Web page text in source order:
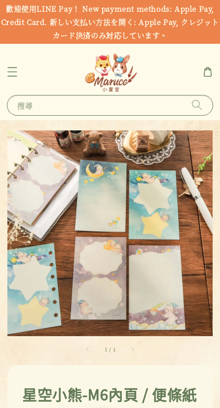
歡迎使用LINE Pay！ New payment methods: Apple Pay,
Credit Card. 新しい支払い方法を開く: Apple Pay, クレジット
カード決済のみ対応しています。
搜尋
1 / 1
星空小熊-M6內頁 / 便條紙